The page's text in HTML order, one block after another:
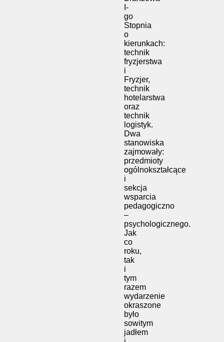
I-
go
Stopnia
o
kierunkach:
technik
fryzjerstwa
i
Fryzjer,
technik
hotelarstwa
oraz
technik
logistyk.
Dwa
stanowiska
zajmowały:
przedmioty
ogólnokształcące
i
sekcja
wsparcia
pedagogiczno
–
psychologicznego.
Jak
co
roku,
tak
i
tym
razem
wydarzenie
okraszone
było
sowitym
jadłem